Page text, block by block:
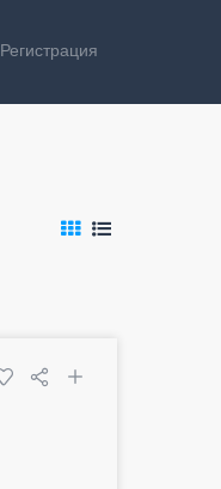
Регистрация